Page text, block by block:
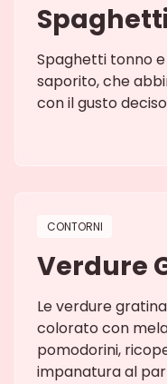
Spaghetti tonno
saporito, che
con il gusto
CONTORNI
Verdure
Le verdure
colorato con
pomodorini,
impanatura al